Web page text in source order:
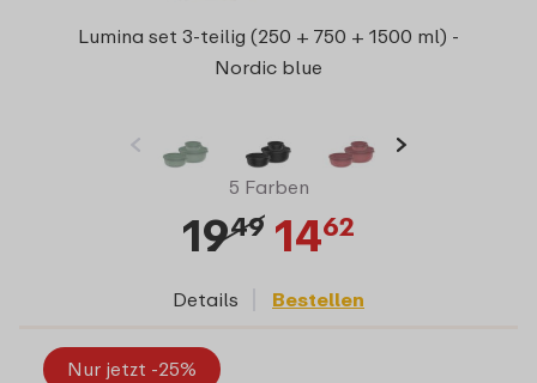
Lumina set 3-teilig (250 + 750 + 1500 ml) -
Nordic blue
5 Farben
1949 1462
Details Bestellen
Nur jetzt -25%